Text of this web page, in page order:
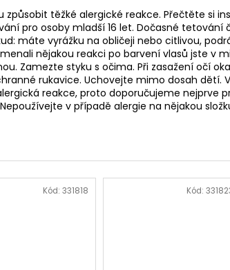
způsobit těžké alergické reakce. Přečtěte si
pro osoby mladší 16 let. Dočasné tetování
máte vyrážku na obličeji nebo citlivou,
nějakou reakci po barvení vlasů jste v
Zamezte styku s očima. Při zasažení očí
rukavice. Uchovejte mimo dosah dětí.
reakce, proto doporučujeme nejprve
v případě alergie na nějakou
Kód: 331818 Kód: